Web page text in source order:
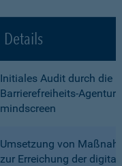
Details
Initiales Audit durch die
Barrierefreiheits-Agentur
mindscreen
Umsetzung von
zur Erreichung der